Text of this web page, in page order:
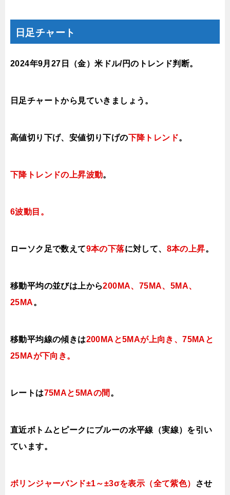
日足チャート
2024年9月27日 （金）米ドル/円のトレンド判断。
日足チャートから見ていきましょう。
高値切り下げ、安値切り下げの下降トレンド。
下降トレンドの上昇波動。
6波動目。
ローソク足で数えて9本の下落に対して、 8本の上昇。
移動平均の並びは上から200MA、75MA、5MA、
25MA。
移動平均線の傾きは200MAと5MAが上向き、75MAと
25MAが下向き。
レートは75MAと5MAの間 。
直近ボトムとピークにブルーの水平線（実線）を引い
ています。
ボリンジャーバンド±1～±3σを表示（全て紫色）
させ